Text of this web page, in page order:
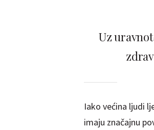
Uz
Iako većina ljudi
imaju značajnu